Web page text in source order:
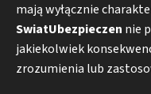
mają wyłącznie
SwiatUbezpieczen nie
jakiekolwiek
zrozumienia lub